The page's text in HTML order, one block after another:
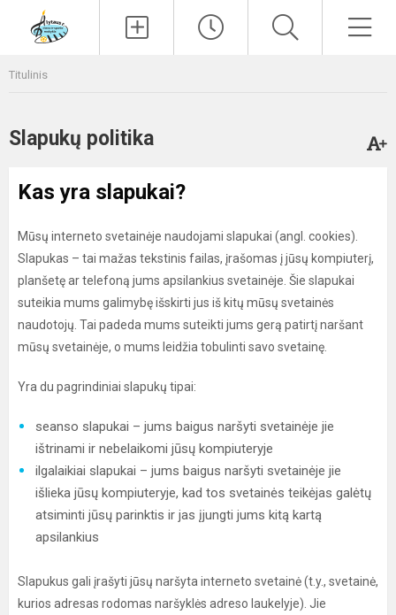
Titulinis
Slapukų politika
Kas yra slapukai?
Mūsų interneto svetainėje naudojami slapukai (angl. cookies).
Slapukas – tai mažas tekstinis failas, įrašomas į jūsų kompiuterį,
planšetę ar telefoną jums apsilankius svetainėje. Šie slapukai
suteikia mums galimybę išskirti jus iš kitų mūsų svetainės
naudotojų. Tai padeda mums suteikti jums gerą patirtį naršant
mūsų svetainėje, o mums leidžia tobulinti savo svetainę.
Yra du pagrindiniai slapukų tipai:
seanso slapukai – jums baigus naršyti svetainėje jie
ištrinami ir nebelaikomi jūsų kompiuteryje
ilgalaikiai slapukai – jums baigus naršyti svetainėje jie
išlieka jūsų kompiuteryje, kad tos svetainės teikėjas galėtų
atsiminti jūsų parinktis ir jas įjungti jums kitą kartą
apsilankius
Slapukus gali įrašyti jūsų naršyta interneto svetainė (t.y., svetainė,
kurios adresas rodomas naršyklės adreso laukelyje). Jie